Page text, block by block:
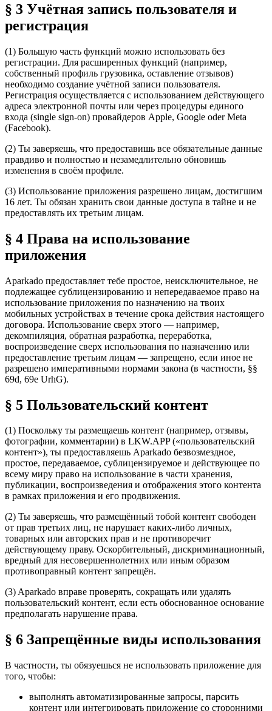
§ 3 Учётная запись пользователя и
регистрация
(1) Большую часть функций можно использовать без
регистрации. Для расширенных функций (например,
собственный профиль грузовика, оставление отзывов)
необходимо создание учётной записи пользователя.
Регистрация осуществляется с использованием действующего
адреса электронной почты или через процедуры единого
входа (single sign-on) провайдеров Apple, Google oder Meta
(Facebook).
(2) Ты заверяешь, что предоставишь все обязательные данные
правдиво и полностью и незамедлительно обновишь
изменения в своём профиле.
(3) Использование приложения разрешено лицам, достигшим
16 лет. Ты обязан хранить свои данные доступа в тайне и не
предоставлять их третьим лицам.
§ 4 Права на использование
приложения
Aparkado предоставляет тебе простое, неисключительное, не
подлежащее сублицензированию и непередаваемое право на
использование приложения по назначению на твоих
мобильных устройствах в течение срока действия настоящего
договора. Использование сверх этого — например,
декомпиляция, обратная разработка, переработка,
воспроизведение сверх использования по назначению или
предоставление третьим лицам — запрещено, если иное не
разрешено императивными нормами закона (в частности, §§
69d, 69e UrhG).
§ 5 Пользовательский контент
(1) Поскольку ты размещаешь контент (например, отзывы,
фотографии, комментарии) в LKW.APP («пользовательский
контент»), ты предоставляешь Aparkado безвозмездное,
простое, передаваемое, сублицензируемое и действующее по
всему миру право на использование в части хранения,
публикации, воспроизведения и отображения этого контента
в рамках приложения и его продвижения.
(2) Ты заверяешь, что размещённый тобой контент свободен
от прав третьих лиц, не нарушает каких-либо личных,
товарных или авторских прав и не противоречит
действующему праву. Оскорбительный, дискриминационный,
вредный для несовершеннолетних или иным образом
противоправный контент запрещён.
(3) Aparkado вправе проверять, сокращать или удалять
пользовательский контент, если есть обоснованное основание
предполагать нарушение права.
§ 6 Запрещённые виды использования
В частности, ты обязуешься не использовать приложение для
того, чтобы:
выполнять автоматизированные запросы, парсить
контент или интегрировать приложение со сторонними